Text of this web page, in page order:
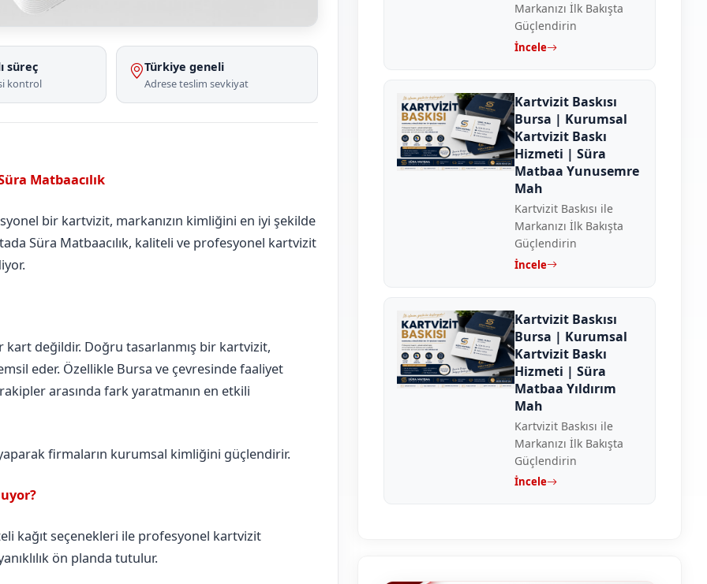
süreç
kontrol
Türkiye geneli
Adrese teslim sevkiyat
Matbaacılık
bir kartvizit, markanızın kimliğini en iyi şekilde
Süra Matbaacılık, kaliteli ve profesyonel kartvizit
kart değildir. Doğru tasarlanmış bir kartvizit,
eder. Özellikle Bursa ve çevresinde faaliyet
arasında fark yaratmanın en etkili
firmaların kurumsal kimliğini güçlendirir.
kağıt seçenekleri ile profesyonel kartvizit
ön planda tutulur.
Markanızı İlk Bakışta
Güçlendirin
İncele
Kartvizit Baskısı
Bursa | Kurumsal
Kartvizit Baskı
Hizmeti | Süra
Matbaa Yunusemre
Mah
Kartvizit Baskısı ile
Markanızı İlk Bakışta
Güçlendirin
İncele
Kartvizit Baskısı
Bursa | Kurumsal
Kartvizit Baskı
Hizmeti | Süra
Matbaa Yıldırım
Mah
Kartvizit Baskısı ile
Markanızı İlk Bakışta
Güçlendirin
İncele